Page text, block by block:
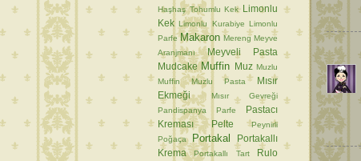
Haşhaş Tohumlu Kek
Limonlu
Kek Limonlu Kurabiye Limonlu
Parfe Makaron Mereng Meyve
Aranjmanı
Meyveli Pasta
Mudcake Muffin Muz Muzlu
Muffin
Muzlu Pasta
Mısır
Ekmeği
Mısır Gevreği
Pandispanya
Parfe
Pastacı
Kreması
Pelte
Peynirli
Poğaça
Portakal
Portakallı
Krema
Portakallı Tart
Rulo